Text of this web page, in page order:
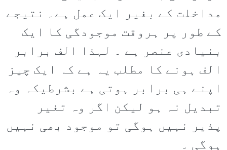
مداخلت کے بغیر ایک عمل ہے۔ نتیجے
کے طور پر ہروقت موجودگی کا ایک
بنیادی عنصر ہے ۔ لہذا الف برابر
الف ہونے کا مطلب یہ ہے کہ ایک چیز
اپنے ہی برابر ہوتی ہے بشرطیکہ وہ
تبدیل نہ ہو لیکن اگر وہ تغیر
پذیر نہیں ہوگی تو موجود بھی نہیں
ہوگی ۔